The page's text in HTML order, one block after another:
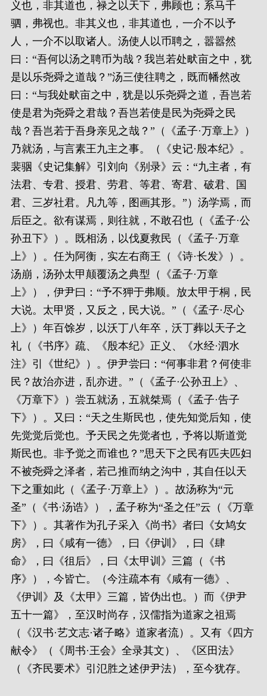
义也，非其道也，禄之以天下，弗顾也；系马千
驷，弗视也。非其义也，非其道也，一介不以予
人，一介不以取诸人。汤使人以币聘之，嚣嚣然
曰：“吾何以汤之聘币为哉？我岂若处畎亩之中，犹
是以乐尧舜之道哉？”汤三使往聘之，既而幡然改
曰：“与我处畎亩之中，犹是以乐尧舜之道，吾岂若
使是君为尧舜之君哉？吾岂若使是民为尧舜之民
哉？吾岂若于吾身亲见之哉？”（《孟子·万章上》）
乃就汤，与言素王九主之事。（《史记·殷本纪》。
裴骃《史记集解》引刘向《别录》云：“九主者，有
法君、专君、授君、劳君、等君、寄君、破君、国
君、三岁社君。凡九等，图画其形。”）汤学焉，而
后臣之。欲有谋焉，则往就，不敢召也（《孟子·公
孙丑下》）。既相汤，以伐夏救民（《孟子·万章
上》）。任为阿衡，实左右商王（《诗·长发》）。
汤崩，汤孙太甲颠覆汤之典型（《孟子·万章
上》），伊尹曰：“予不狎于弗顺。放太甲于桐，民
大说。太甲贤，又反之，民大说。”（《孟子·尽心
上》）年百馀岁，以沃丁八年卒，沃丁葬以天子之
礼（《书序》疏、《殷本纪》正义、《水经·泗水
注》引《世纪》）。伊尹尝曰：“何事非君？何使非
民？故治亦进，乱亦进。”（《孟子·公孙丑上》、
《万章下》）尝五就汤，五就桀焉（《孟子·告子
下》）。又曰：“天之生斯民也，使先知觉后知，使
先觉觉后觉也。予天民之先觉者也，予将以斯道觉
斯民也。非予觉之而谁也？”思天下之民有匹夫匹妇
不被尧舜之泽者，若己推而纳之沟中，其自任以天
下之重如此（《孟子·万章上》）。故汤称为“元
圣”（《书·汤诰》），孟子称为“圣之任”云（《万章
下》）。其著作为孔子采入《尚书》者曰《女鸠女
房》，曰《咸有一德》，曰《伊训》，曰《肆
命》，曰《徂后》，曰《太甲训》三篇（《书
序》），今皆亡。（今注疏本有《咸有一德》、
《伊训》及《太甲》三篇，皆伪出也。）而《伊尹
五十一篇》，至汉时尚存，汉儒指为道家之祖焉
（《汉书·艺文志·诸子略》道家者流）。又有《四方
献令》（《周书·王会》全录其文）、《区田法》
（《齐民要术》引氾胜之述伊尹法），至今犹存。